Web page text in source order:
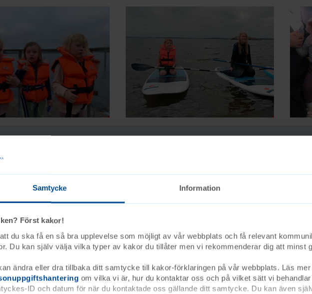
Samtycke Information
Först kakor!
du ska få en så bra upplevelse som möjligt av vår webbplats och få relevant
Du kan själv välja vilka typer av kakor du tillåter men vi rekommenderar dig att
ändra eller dra tillbaka ditt samtycke till kakor-förklaringen på vår webbplats. Läs
om vilka vi är, hur du kontaktar oss och på vilket sätt vi
ID och datum för när du kontaktade oss gällande ditt samtycke. Du kan även
leva med
och stöd